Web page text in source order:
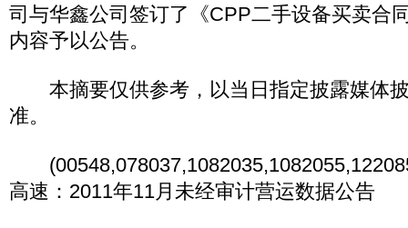
司与华鑫公司签订了《CPP二手设备买卖合
内容予以公告。
本摘要仅供参考，以当日指定披露媒体
准。
高速：2011年11月未经审计营运数据公告